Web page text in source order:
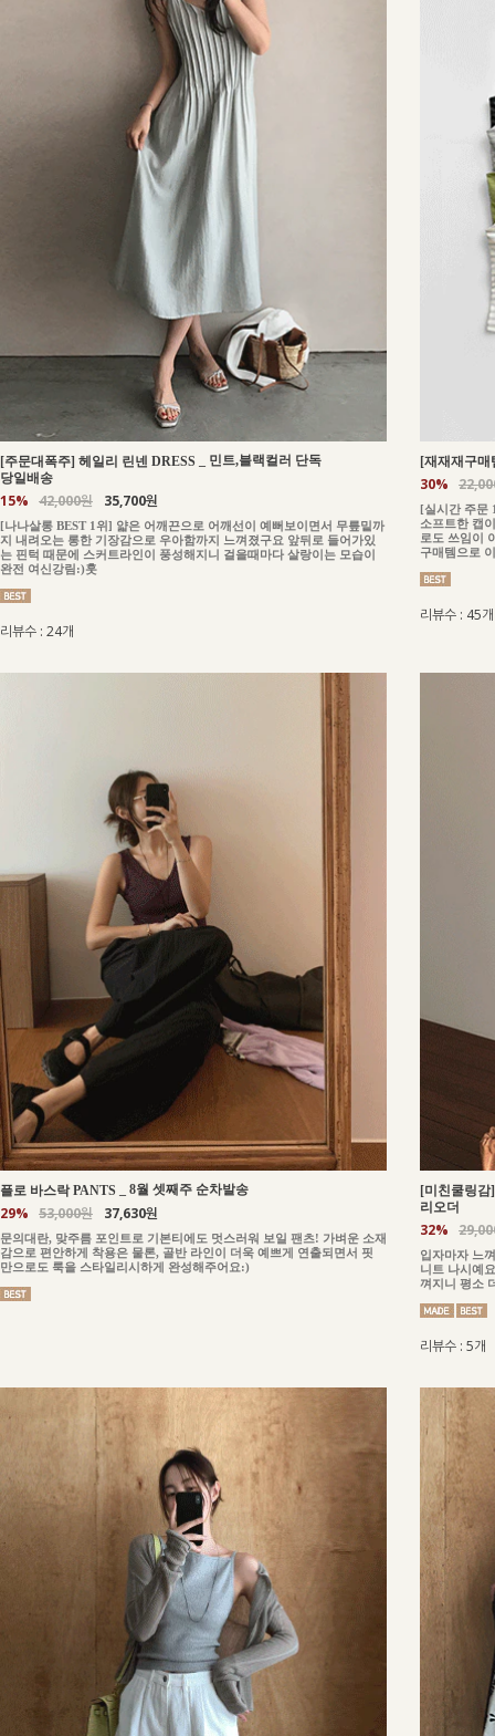
[주문대폭주] 헤일리 린넨 DRESS
민트,블랙컬러 단독
당일배송
15% 42,000원 35,700원
[나나살롱 BEST 1위] 얇은 어깨끈으로 어깨선이 예뻐보이면서 무릎밑까
지 내려오는 롱한 기장감으로 우아함까지 느껴졌구요 앞뒤로 들어가있
는 핀턱 때문에 스커트라인이 풍성해지니 걸을때마다 살랑이는 모습이
완전 여신강림:)훗
리뷰수 : 24개
[재재재구
30%
[실시간 주문
소프트한 캡
로도 쓰임이
구매템으로
리뷰수 : 45개
플로 바스락 PANTS 8월 셋째주 순차발송
29% 53,000원 37,630원
문의대란, 맞주름 포인트로 기본티에도 멋스러워 보일 팬츠! 가벼운 소재
감으로 편안하게 착용은 물론, 골반 라인이 더욱 예쁘게 연출되면서 핏
만으로도 룩을 스타일리시하게 완성해주어요:)
[미친쿨링
리오더
32%
입자마자 느
니트 나시예
껴지니 평소
리뷰수 : 5개